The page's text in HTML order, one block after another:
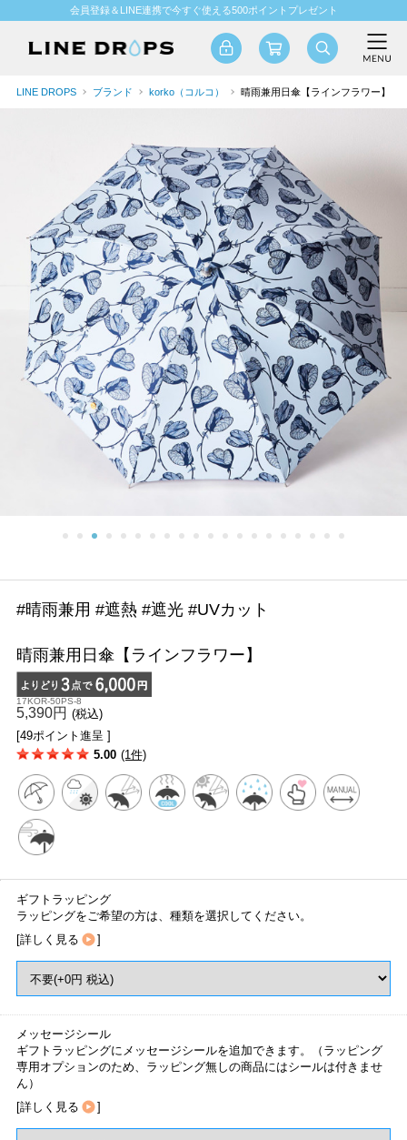
会員登録＆LINE連携で今すぐ使える500ポイントプレゼント
LINE DROPS ブランド korko（コルコ） 晴雨兼用日傘【ラインフラワー】
#晴雨兼用 #遮熱 #遮光 #UVカット
晴雨兼用日傘【ラインフラワー】
17KOR-50PS-8
5,390円 (税込)
[49ポイント進呈 ]
5.00 (1件)
ギフトラッピング
ラッピングをご希望の方は、種類を選択してください。
[詳しく見る ]
メッセージシール
ギフトラッピングにメッセージシールを追加できます。（ラッピング
専用オプションのため、ラッピング無しの商品にはシールは付きませ
ん）
[詳しく見る ]